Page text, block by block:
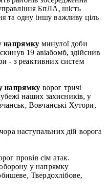
БпЛА, шість
та одну іншу важливу ціль
напрямку минулої доби
19 авіабомб, здійснив
- з реактивних систем
напрямку ворог тричі
наших захисників, у
Вовчанські Хутори,
наступальних дій ворога
провів сім атак.
у напрямку
Твердохлібове,